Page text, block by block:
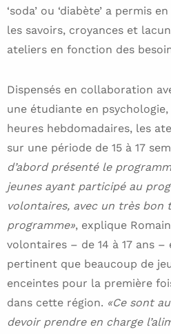
‘soda’ ou ‘diabète’ a permis
les savoirs, croyances et
ateliers en fonction des
Dispensés en collaboration
une étudiante en psychologie,
heures hebdomadaires, les
sur une période de 15 à 17
d’abord présenté le
jeunes ayant participé au
volontaires, avec un très bon
programme», explique
volontaires – de 14 à 17 ans
pertinent que beaucoup de
enceintes pour la première
dans cette région. «Ce sont
devoir prendre en charge